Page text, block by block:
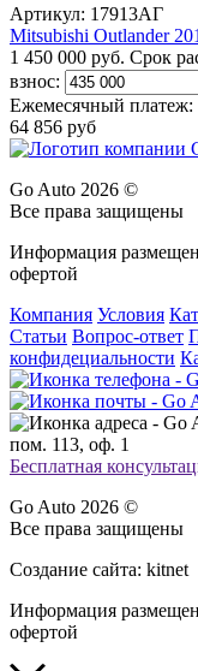
Артикул: 17913АГ
Mitsubishi Outlander
1 450 000 руб. Срок
взнос:
Ежемесячный платеж:
64 856 руб
Go Auto 2026 ©
Все права защищены
Информация
офертой
Компания Условия
Статьи Вопрос-ответ
конфидециальности
пом. 113, оф. 1
Бесплатная
Go Auto 2026 ©
Все права защищены
Создание сайта: kitnet
Информация
офертой